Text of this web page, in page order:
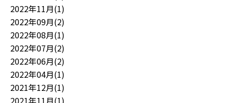
2022年11月(1)
2022年09月(2)
2022年08月(1)
2022年07月(2)
2022年06月(2)
2022年04月(1)
2021年12月(1)
2021年11月(1)